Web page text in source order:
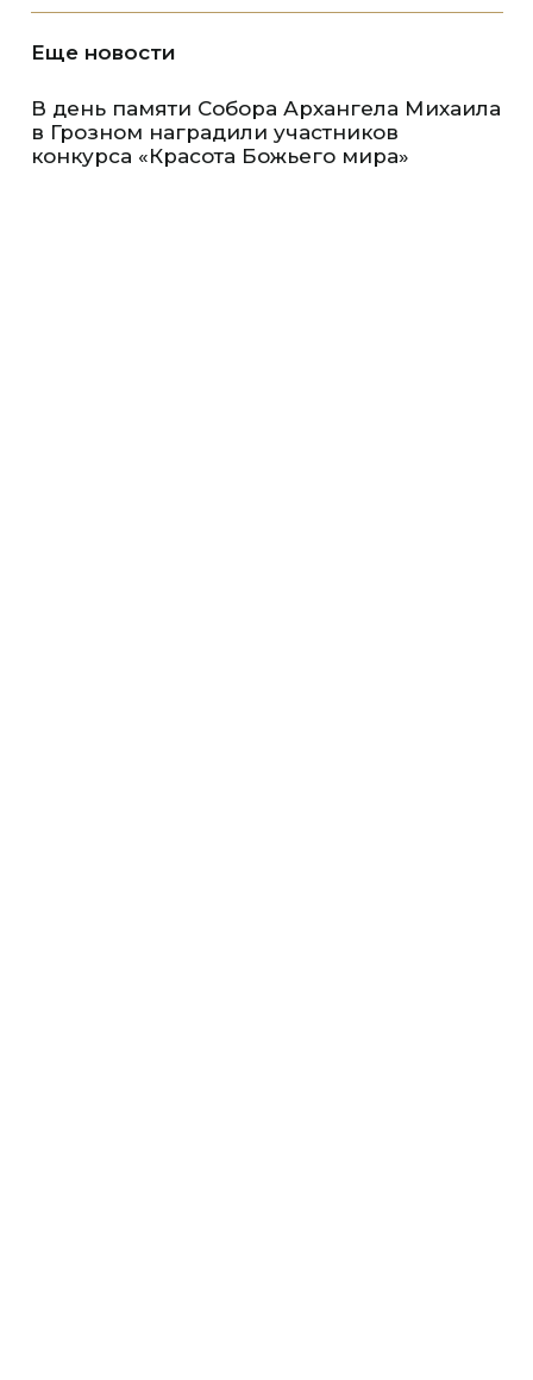
Еще новости
В день памяти Собора Архангела Михаила
в Грозном наградили участников
конкурса «Красота Божьего мира»